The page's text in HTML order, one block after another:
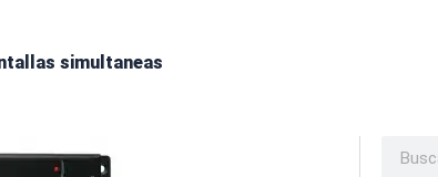
simultaneas